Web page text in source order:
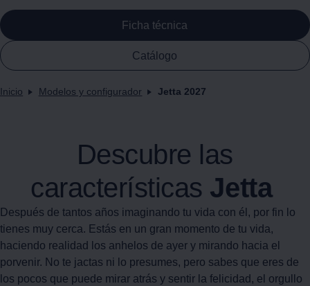
Ficha técnica
Catálogo
Inicio Modelos y configurador Jetta 2027
Descubre las
características Jetta
Después de tantos años imaginando tu vida con él, por fin lo
tienes muy cerca. Estás en un gran momento de tu vida,
haciendo realidad los anhelos de ayer y mirando hacia el
porvenir. No te jactas ni lo presumes, pero sabes que eres de
los pocos que puede mirar atrás y sentir la felicidad, el orgullo